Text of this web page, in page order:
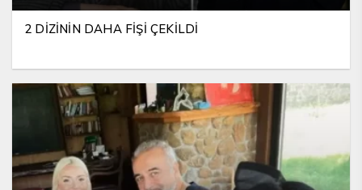
2 DİZİNİN DAHA FİŞİ ÇEKİLDİ